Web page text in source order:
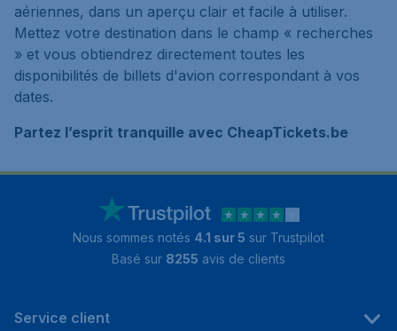
aériennes, dans un aperçu clair et facile à utiliser.
Mettez votre destination dans le champ « recherches
» et vous obtiendrez directement toutes les
disponibilités de billets d'avion correspondant à vos
dates.
Partez l’esprit tranquille avec CheapTickets.be
Nous sommes notés 4.1 sur 5 sur Trustpilot
Basé sur 8255 avis de clients
Service client